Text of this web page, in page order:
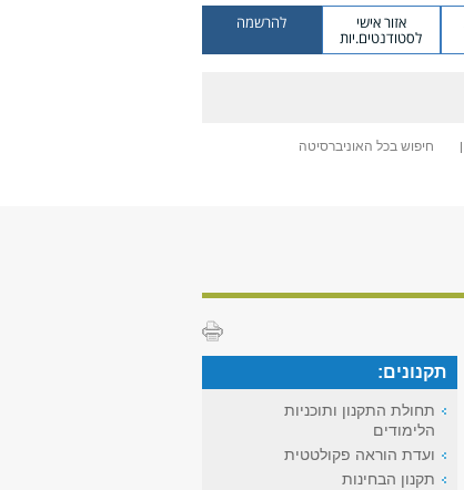
אזור אישי
לסטודנטים.יות
להרשמה
חיפוש בכל האוניברסיטה
תקנונים:
תחולת התקנון ותוכניות
הלימודים
ועדת הוראה פקולטטית
תקנון הבחינות